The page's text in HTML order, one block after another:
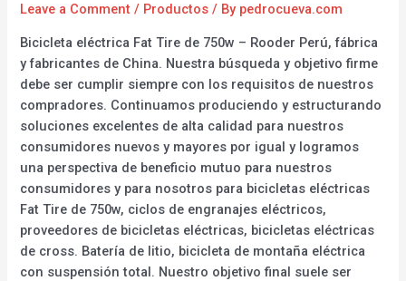
Leave a Comment / Productos / By pedrocueva.com
Bicicleta eléctrica Fat Tire de 750w – Rooder Perú, fábrica
y fabricantes de China. Nuestra búsqueda y objetivo firme
debe ser cumplir siempre con los requisitos de nuestros
compradores. Continuamos produciendo y estructurando
soluciones excelentes de alta calidad para nuestros
consumidores nuevos y mayores por igual y logramos
una perspectiva de beneficio mutuo para nuestros
consumidores y para nosotros para bicicletas eléctricas
Fat Tire de 750w, ciclos de engranajes eléctricos,
proveedores de bicicletas eléctricas, bicicletas eléctricas
de cross. Batería de litio, bicicleta de montaña eléctrica
con suspensión total. Nuestro objetivo final suele ser